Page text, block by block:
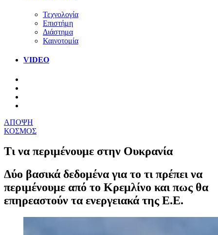
Τεχνολογία
Επιστήμη
Διάστημα
Καινοτομία
VIDEO
ΑΠΟΨΗ
ΚΟΣΜΟΣ
Τι να περιμένουμε στην Ουκρανία
Δύο βασικά δεδομένα για το τι πρέπει να
περιμένουμε από το Κρεμλίνο και πως θα
επηρεαστούν τα ενεργειακά της Ε.Ε.